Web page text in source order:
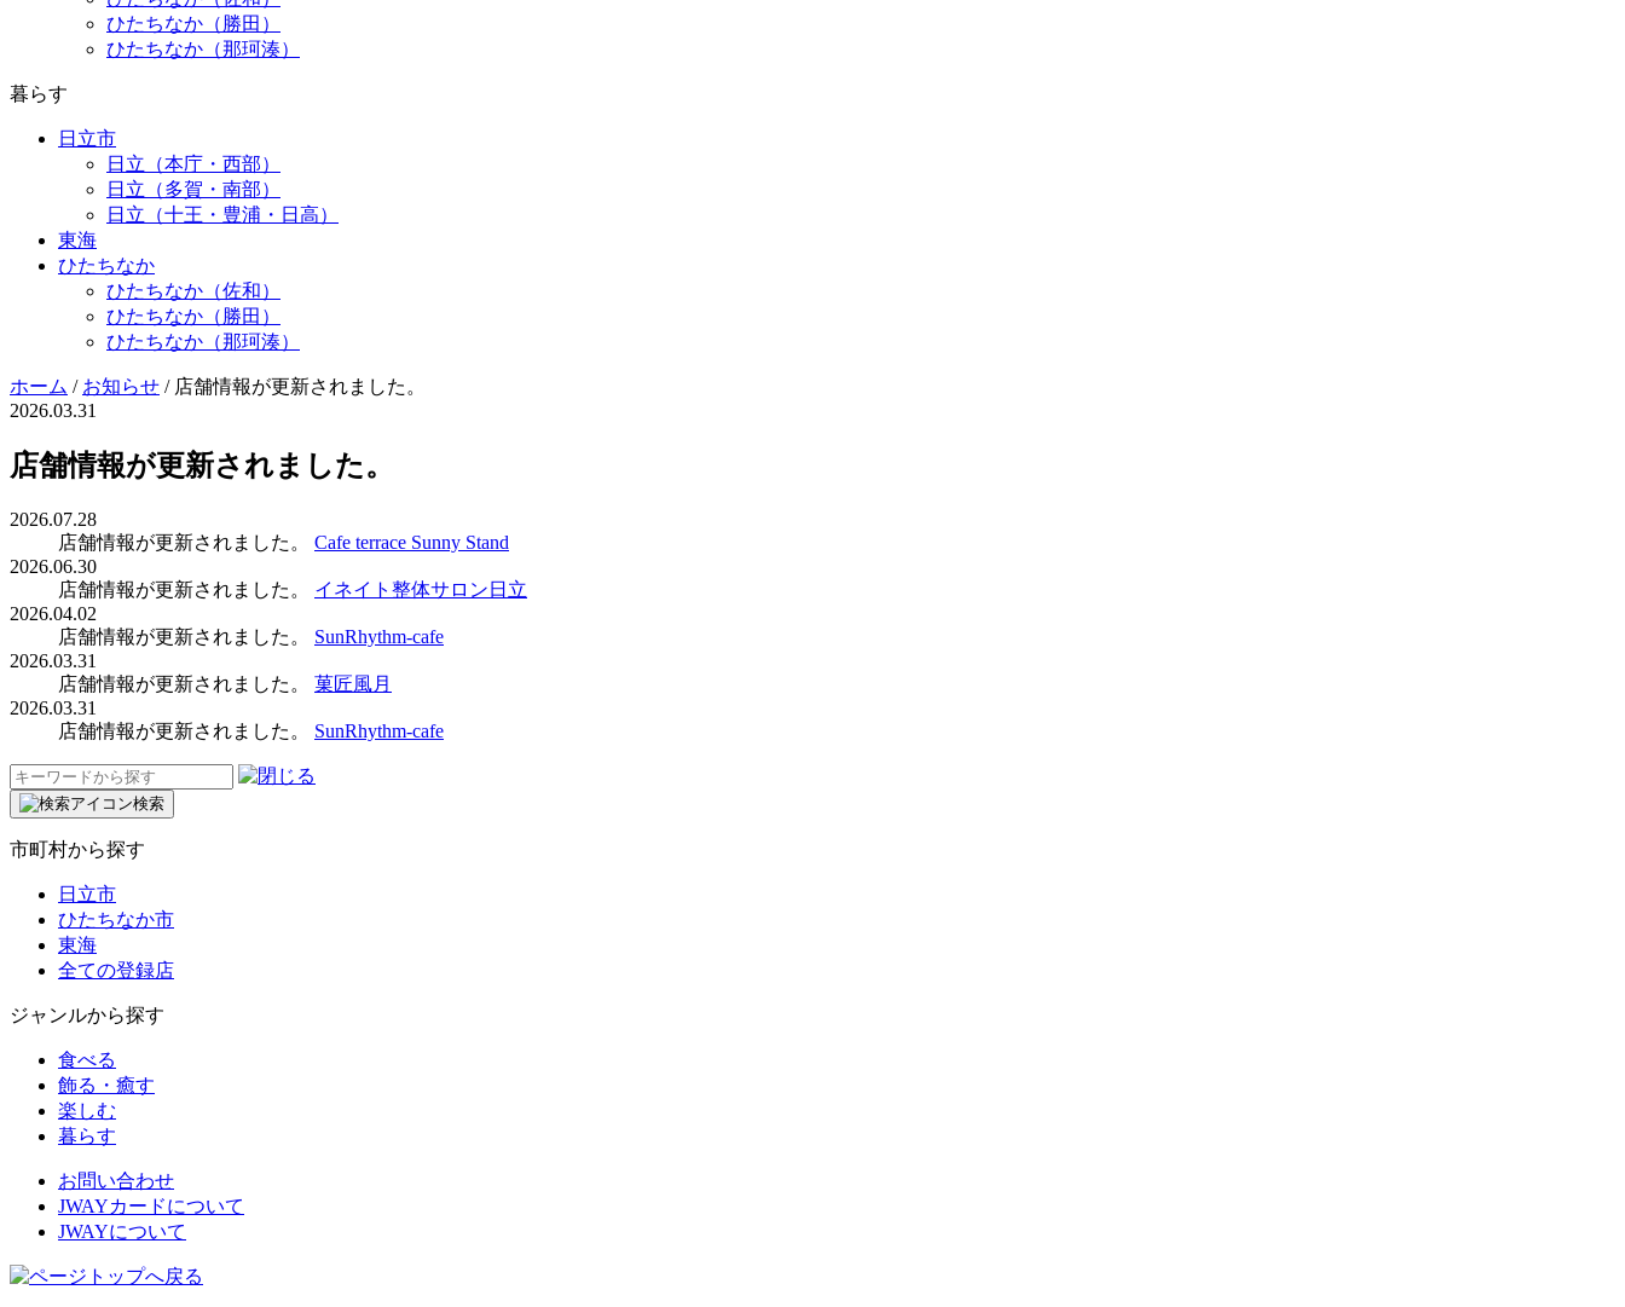
ひたちなか（勝田）
ひたちなか（那珂湊）
暮らす
日立市
日立（本庁・西部）
日立（多賀・南部）
日立（十王・豊浦・日高）
東海
ひたちなか
ひたちなか（佐和）
ひたちなか（勝田）
ひたちなか（那珂湊）
ホーム / お知らせ / 店舗情報が更新されました。
2026.03.31
店舗情報が更新されました。
2026.07.28
店舗情報が更新されました。
Cafe terrace Sunny Stand
2026.06.30
店舗情報が更新されました。
イネイト整体サロン日立
2026.04.02
店舗情報が更新されました。
SunRhythm-cafe
2026.03.31
店舗情報が更新されました。
菓匠風月
2026.03.31
店舗情報が更新されました。
SunRhythm-cafe
検
索:
検索
市町村から探す
日立市
ひたちなか市
東海
全ての登録店
ジャンルから探す
食べる
飾る・癒す
楽しむ
暮らす
お問い合わせ
JWAYカードについて
JWAYについて